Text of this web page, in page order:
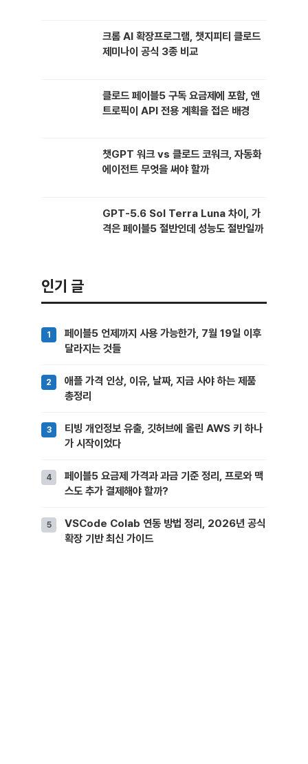
크롬 AI 확장프로그램, 챗지피티 클로드
제미나이 공식 3종 비교
클로드 페이블5 구독 요금제에 포함, 앤
트로픽이 API 전용 계획을 접은 배경
챗GPT 워크 vs 클로드 코워크, 자동화
에이전트 무엇을 써야 할까
GPT-5.6 Sol Terra Luna 차이, 가
격은 페이블5 절반인데 성능도 절반일까
인기 글
페이블5 언제까지 사용 가능한가, 7월 19일 이후
달라지는 것들
애플 가격 인상, 이유, 날짜, 지금 사야 하는 제품
총정리
티빙 개인정보 유출, 깃허브에 올린 AWS 키 하나
가 시작이었다
페이블5 요금제 가격과 과금 기준 정리, 프로와 맥
스도 추가 결제해야 할까?
VSCode Colab 연동 방법 정리, 2026년 공식
확장 기반 최신 가이드